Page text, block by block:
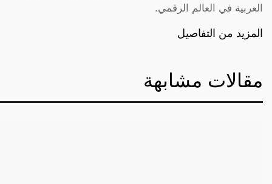
العربية في العالم الرقمي.
المزيد من التفاصيل
مقالات مشابهة